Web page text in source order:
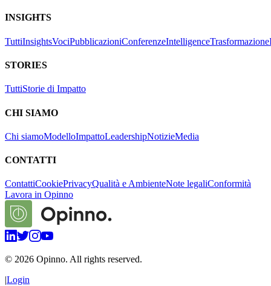
INSIGHTS
TuttiInsightsVociPubblicazioniConferenzeIntelligenceTrasformazione
STORIES
TuttiStorie di Impatto
CHI SIAMO
Chi siamoModelloImpattoLeadershipNotizieMedia
CONTATTI
ContattiCookiePrivacyQualità e AmbienteNote legaliConformità
Lavora in Opinno
© 2026 Opinno. All rights reserved.
|Login